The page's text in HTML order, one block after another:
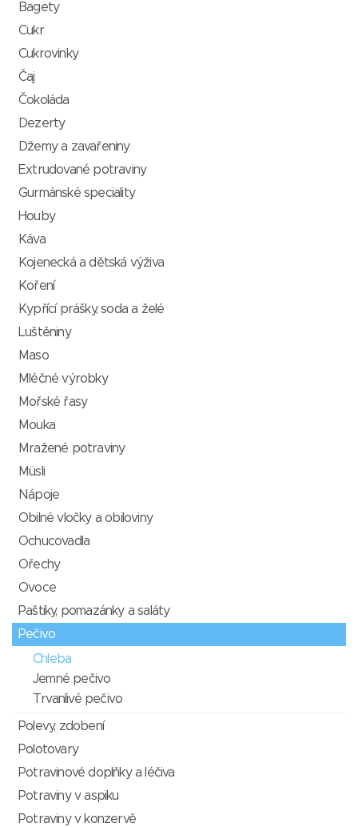
Bagety
Cukr
Cukrovinky
Čaj
Čokoláda
Dezerty
Džemy a zavařeniny
Extrudované potraviny
Gurmánské speciality
Houby
Káva
Kojenecká a dětská výživa
Koření
Kypřící prášky, soda a želé
Luštěniny
Maso
Mléčné výrobky
Mořské řasy
Mouka
Mražené potraviny
Müsli
Nápoje
Obilné vločky a obiloviny
Ochucovadla
Ořechy
Ovoce
Paštiky, pomazánky a saláty
Pečivo
Chleba
Jemné pečivo
Trvanlivé pečivo
Polevy, zdobení
Polotovary
Potravinové doplňky a léčiva
Potraviny v aspiku
Potraviny v konzervě